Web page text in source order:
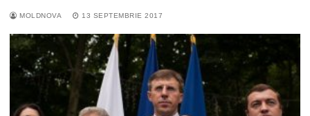
MOLDNOVA 13 SEPTEMBRIE 2017